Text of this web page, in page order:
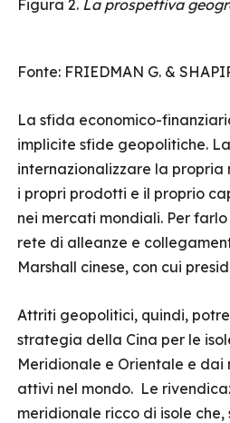
Figura 2. La prospettiva
Fonte: FRIEDMAN G. &
La sfida economico-
implicite sfide geopolitiche.
internazionalizzare la
i propri prodotti e il proprio
nei mercati mondiali. Per
rete di alleanze e
Marshall cinese, con cui
Attriti geopolitici, quindi,
strategia della Cina per le
Meridionale e Orientale e dai
attivi nel mondo. Le
meridionale ricco di isole che,